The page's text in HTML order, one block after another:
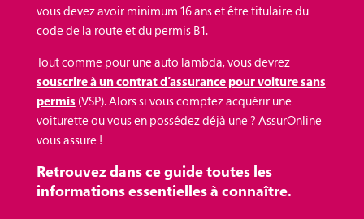
vous devez avoir minimum 16 ans et être titulaire du
code de la route et du permis B1.
Tout comme pour une auto lambda, vous devrez
souscrire à un contrat d’assurance pour voiture sans
permis (VSP). Alors si vous comptez acquérir une
voiturette ou vous en possédez déjà une ? AssurOnline
vous assure !
Retrouvez dans ce guide toutes les
informations essentielles à connaître.